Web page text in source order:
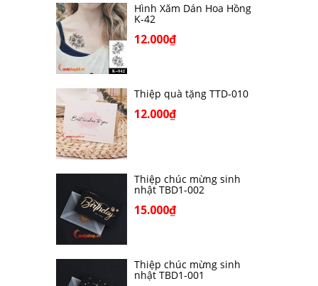
Hình Xăm Dán Hoa Hồng
K-42
12.000₫
Thiệp quà tặng TTD-010
12.000₫
Thiệp chúc mừng sinh
nhật TBD1-002
15.000₫
Thiệp chúc mừng sinh
nhật TBD1-001